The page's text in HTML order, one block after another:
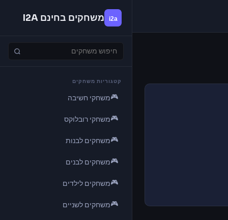
משחקים בחינם I2A
קטגוריות משחקים
🎮משחקי חשיבה
🎮משחקי רובלוקס
🎮משחקים לבנות
🎮משחקים לבנים
🎮משחקים לילדים
🎮משחקים לשניים